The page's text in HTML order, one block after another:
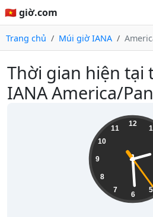
🇻🇳 giờ.com
Trang chủ Múi giờ IANA
Thời gian hiện tại
IANA America/
12
1
5
6
7
8
9
10
11